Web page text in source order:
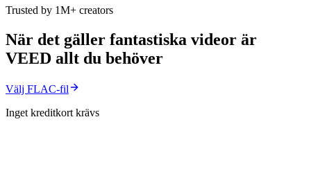
Trusted by 1M+ creators
När det gäller fantastiska videor är
VEED allt du behöver
Välj FLAC-fil
Inget kreditkort krävs